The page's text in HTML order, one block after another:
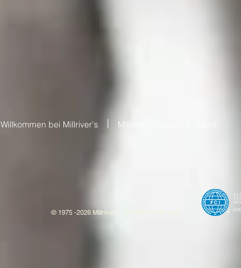
Willkommen bei Millriver's Millriver`s News
© 1975 -2026 Millriver`s. Erstellt mit